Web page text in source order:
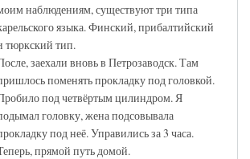
наблюдениям, существуют три типа
языка. Финский, прибалтийский
тюркский тип.
заехали вновь в Петрозаводск. Там
поменять прокладку под головкой.
под четвёртым цилиндром. Я
головку, жена подсовывала
под неё. Управились за 3 часа.
прямой путь домой.